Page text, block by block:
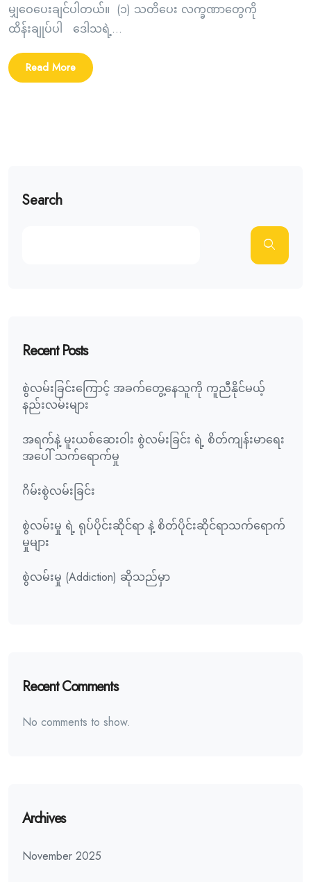
မျှဝေပေးချင်ပါတယ်။ (၁) သတိပေး လက္ခဏာတွေကို
ထိန်းချုပ်ပါ ဒေါသရဲ့...
Read More
Search
Recent Posts
စွဲလမ်းခြင်းကြောင့် အခက်တွေ့နေသူကို ကူညီနိုင်မယ့်
နည်းလမ်းများ
အရက်နဲ့ မူးယစ်ဆေးဝါး စွဲလမ်းခြင်း ရဲ့ စိတ်ကျန်းမာရေး
အပေါ် သက်ရောက်မှု
ဂိမ်းစွဲလမ်းခြင်း
စွဲလမ်းမှု ရဲ့ ရုပ်ပိုင်းဆိုင်ရာ နဲ့ စိတ်ပိုင်းဆိုင်ရာသက်ရောက်
မှုများ
စွဲလမ်းမှု (Addiction) ဆိုသည်မှာ
Recent Comments
No comments to show.
Archives
November 2025